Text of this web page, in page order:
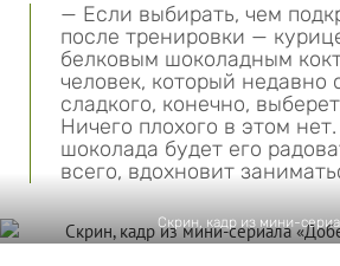
— Если выбирать, чем
после тренировки —
белковым шоколадным
человек, который недавно
сладкого, конечно,
Ничего плохого в этом
шоколада будет его
всего, вдохновит
Скрин, кадр из мини-